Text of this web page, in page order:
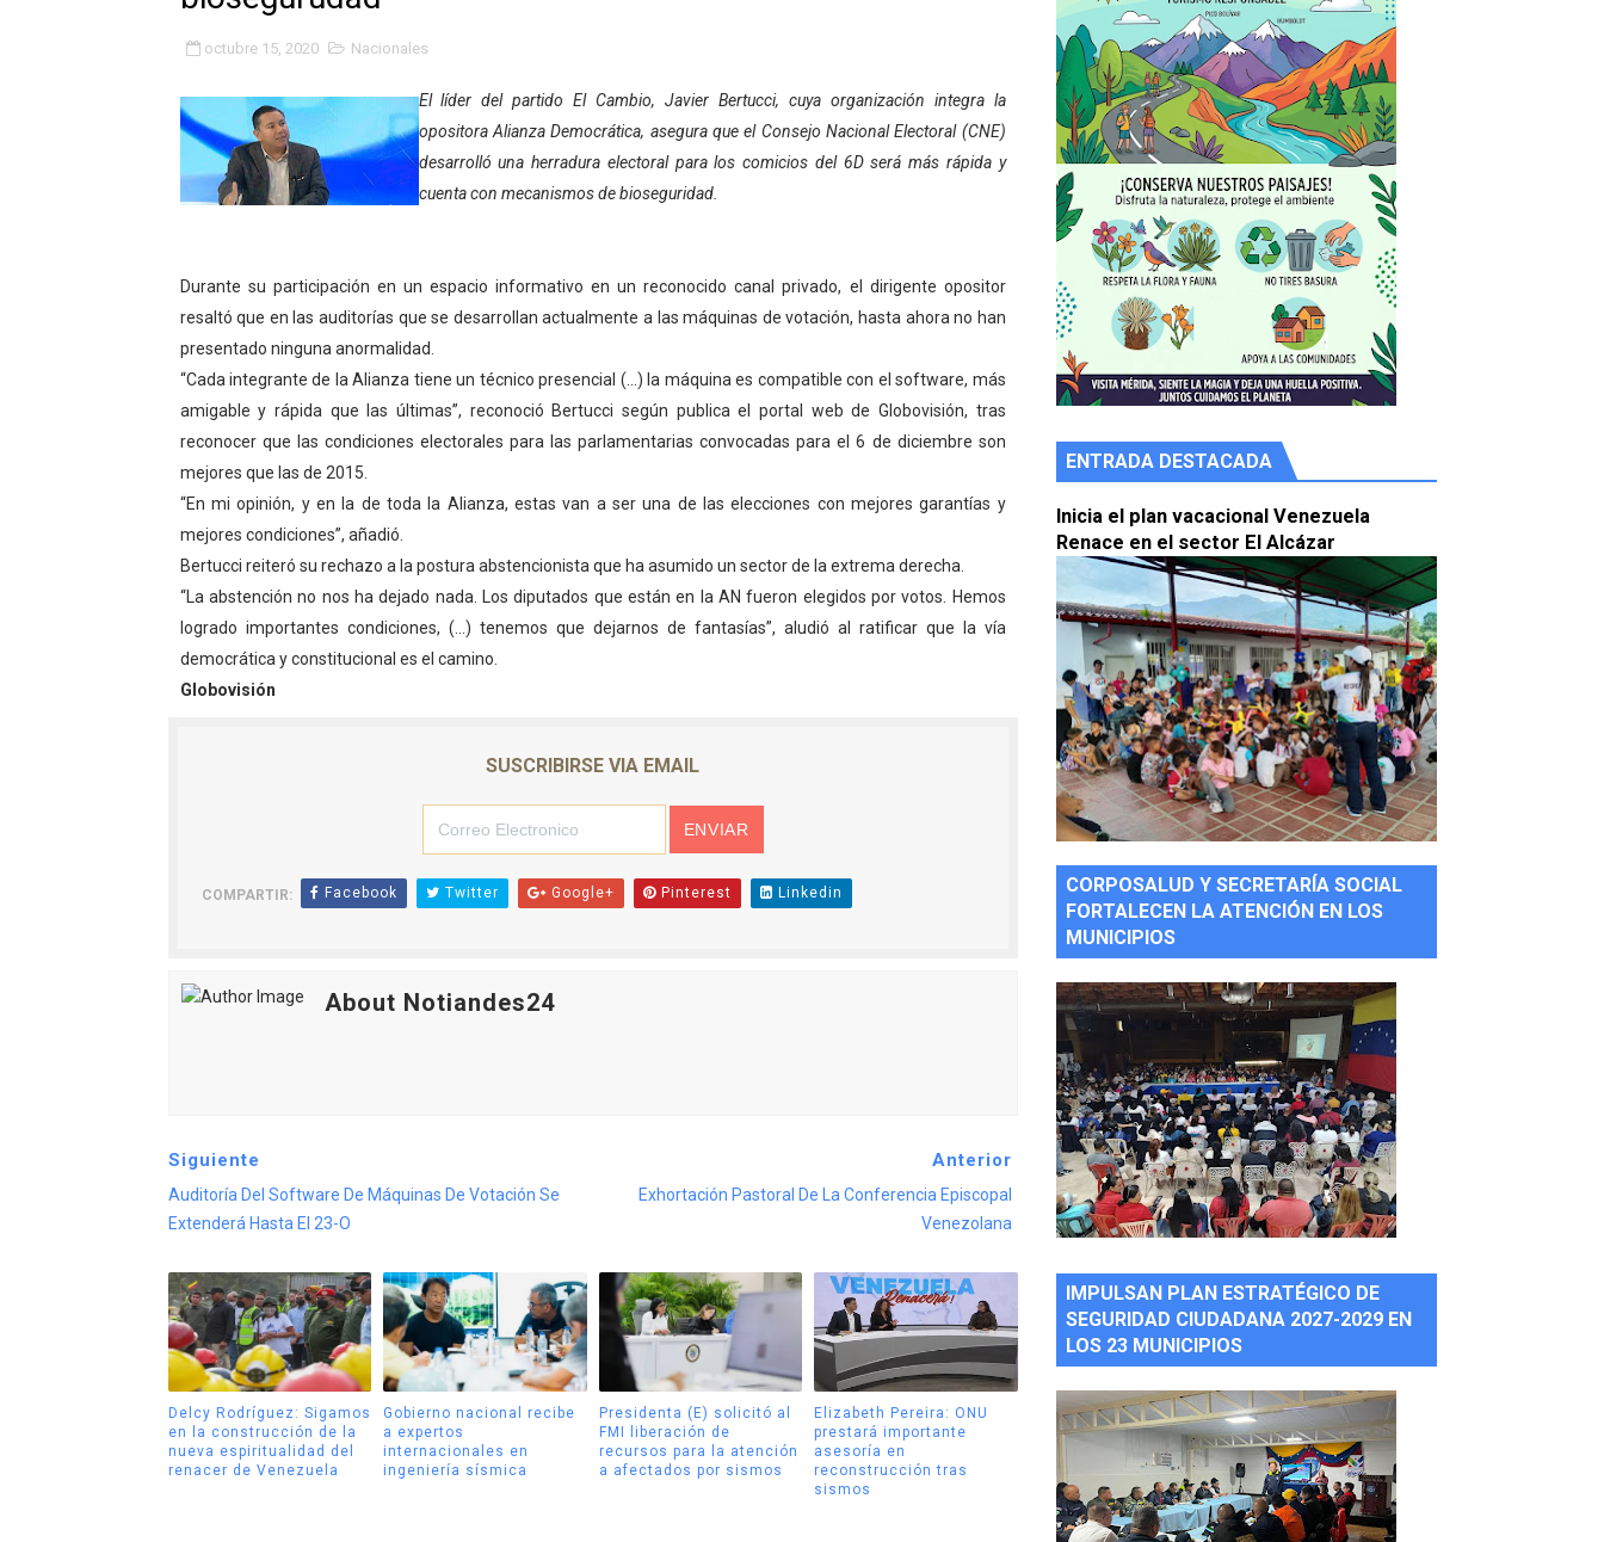
Impulsan plan estratégico de seguridad ciudadana 2027-2029 en los 23 municipios
Mérida impulsa desarrollo económico con taller de marcas y patentes
Niños de Estudiantes de Mérida sembraron 110 árboles en su sede
Corposalud y Secretaría Social fortalecen la atención en los municipios
Inicia el plan vacacional Venezuela Renace en el sector El Alcázar
Entregan planta eléctrica para fortalecer la atención sanitaria en Ejido
Expertos inspeccionan espacios del OAN para la instalación del detector Cherenkov de agua
Dictan MasterClass en el marco del Encuentro LAGO Venezuela, edición Mérida
Campo Elías avanza con plan de asfaltado
octubre 15, 2020 Nacionales
El líder del partido El Cambio, Javier Bertucci, cuya organización integra la
opositora Alianza Democrática, asegura que el Consejo Nacional Electoral (CNE)
desarrolló una herradura electoral para los comicios del 6D será más rápida y
cuenta con mecanismos de bioseguridad.
Durante su participación en un espacio informativo en un reconocido canal privado, el dirigente opositor
resaltó que en las auditorías que se desarrollan actualmente a las máquinas de votación, hasta ahora no han
presentado ninguna anormalidad.
“Cada integrante de la Alianza tiene un técnico presencial (…) la máquina es compatible con el software, más
amigable y rápida que las últimas”, reconoció Bertucci según publica el portal web de Globovisión, tras
reconocer que las condiciones electorales para las parlamentarias convocadas para el 6 de diciembre son
mejores que las de 2015.
“En mi opinión, y en la de toda la Alianza, estas van a ser una de las elecciones con mejores garantías y
mejores condiciones”, añadió.
Bertucci reiteró su rechazo a la postura abstencionista que ha asumido un sector de la extrema derecha.
“La abstención no nos ha dejado nada. Los diputados que están en la AN fueron elegidos por votos. Hemos
logrado importantes condiciones, (…) tenemos que dejarnos de fantasías”, aludió al ratificar que la vía
democrática y constitucional es el camino.
Globovisión
SUSCRIBIRSE VIA EMAIL
COMPARTIR: Facebook Twitter Google+ Pinterest Linkedin
About Notiandes24
Siguiente
Auditoría Del Software De Máquinas De Votación Se
Extenderá Hasta El 23-O
Anterior
Exhortación Pastoral De La Conferencia Episcopal
Venezolana
Delcy Rodríguez: Sigamos
en la construcción de la
nueva espiritualidad del
renacer de Venezuela
Gobierno nacional recibe
a expertos
internacionales en
ingeniería sísmica
Presidenta (E) solicitó al
FMI liberación de
recursos para la atención
a afectados por sismos
Elizabeth Pereira: ONU
prestará importante
asesoría en
reconstrucción tras
sismos
ENTRADA DESTACADA
Inicia el plan vacacional Venezuela
Renace en el sector El Alcázar
CORPOSALUD Y SECRETARÍA SOCIAL
FORTALECEN LA ATENCIÓN EN LOS
MUNICIPIOS
IMPULSAN PLAN ESTRATÉGICO DE
SEGURIDAD CIUDADANA 2027-2029 EN
LOS 23 MUNICIPIOS